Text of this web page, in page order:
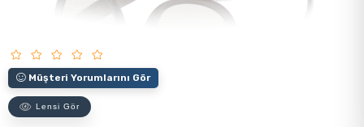
Müşteri Yorumlarını Gör
Lensi Gör